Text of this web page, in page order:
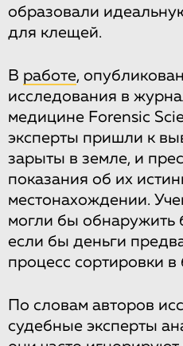
образовали
для клещей.
В работе,
исследования в
медицине Forensic
эксперты пришли к
зарыты в земле, и
показания об их
местонахождении.
могли бы обнаружить
если бы деньги
процесс сортировки в
По словам авторов
судебные эксперты